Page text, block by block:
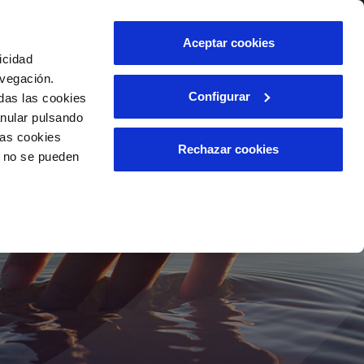
las cookies
pulsando
cookies
se pueden
Aceptar cookies
Configurar
Rechazar cookies
INTZIDENTZIAK
Anomaliak edo balizko iruzurrak
Bezeroen arloa